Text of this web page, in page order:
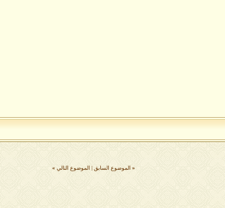
« الموضوع السابق الموضوع التالي »